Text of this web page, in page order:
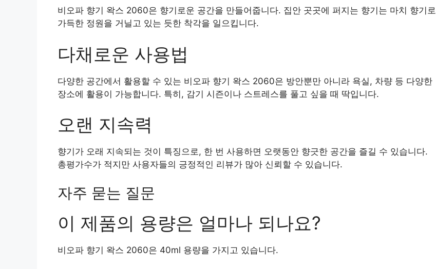
비오파 향기 왁스 2060은 향기로운 공간을 만들어줍니다. 집안 곳곳에 퍼지는 향기는 마치 향기로
가득한 정원을 거닐고 있는 듯한 착각을 일으킵니다.
다채로운 사용법
다양한 공간에서 활용할 수 있는 비오파 향기 왁스 2060은 방안뿐만 아니라 욕실, 차량 등 다양한
장소에 활용이 가능합니다. 특히, 감기 시즌이나 스트레스를 풀고 싶을 때 딱입니다.
오랜 지속력
향기가 오래 지속되는 것이 특징으로, 한 번 사용하면 오랫동안 향긋한 공간을 즐길 수 있습니다.
총평가수가 적지만 사용자들의 긍정적인 리뷰가 많아 신뢰할 수 있습니다.
자주 묻는 질문
이 제품의 용량은 얼마나 되나요?
비오파 향기 왁스 2060은 40ml 용량을 가지고 있습니다.